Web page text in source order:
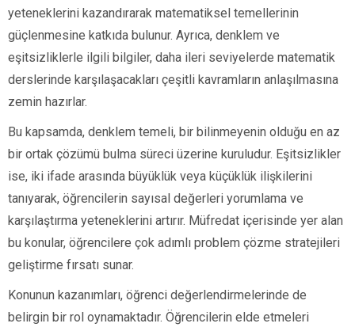
yeteneklerini kazandırarak matematiksel temellerinin
güçlenmesine katkıda bulunur. Ayrıca, denklem ve
eşitsizliklerle ilgili bilgiler, daha ileri seviyelerde matematik
derslerinde karşılaşacakları çeşitli kavramların anlaşılmasına
zemin hazırlar.
Bu kapsamda, denklem temeli, bir bilinmeyenin olduğu en az
bir ortak çözümü bulma süreci üzerine kuruludur. Eşitsizlikler
ise, iki ifade arasında büyüklük veya küçüklük ilişkilerini
tanıyarak, öğrencilerin sayısal değerleri yorumlama ve
karşılaştırma yeteneklerini artırır. Müfredat içerisinde yer alan
bu konular, öğrencilere çok adımlı problem çözme stratejileri
geliştirme fırsatı sunar.
Konunun kazanımları, öğrenci değerlendirmelerinde de
belirgin bir rol oynamaktadır. Öğrencilerin elde etmeleri